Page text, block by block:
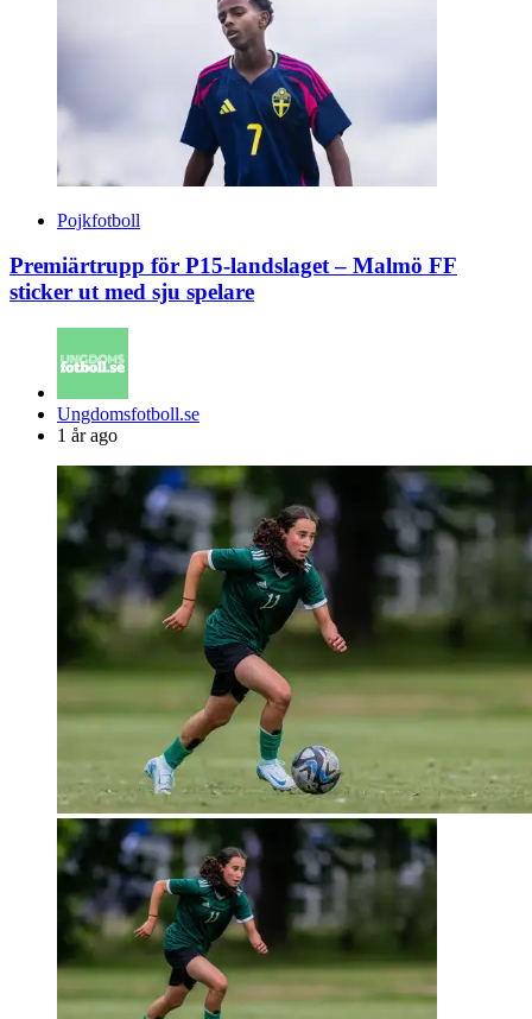
Pojkfotboll
Premiärtrupp för P15-landslaget – Malmö FF
sticker ut med sju spelare
Posted
by
Ungdomsfotboll.se
1 år ago